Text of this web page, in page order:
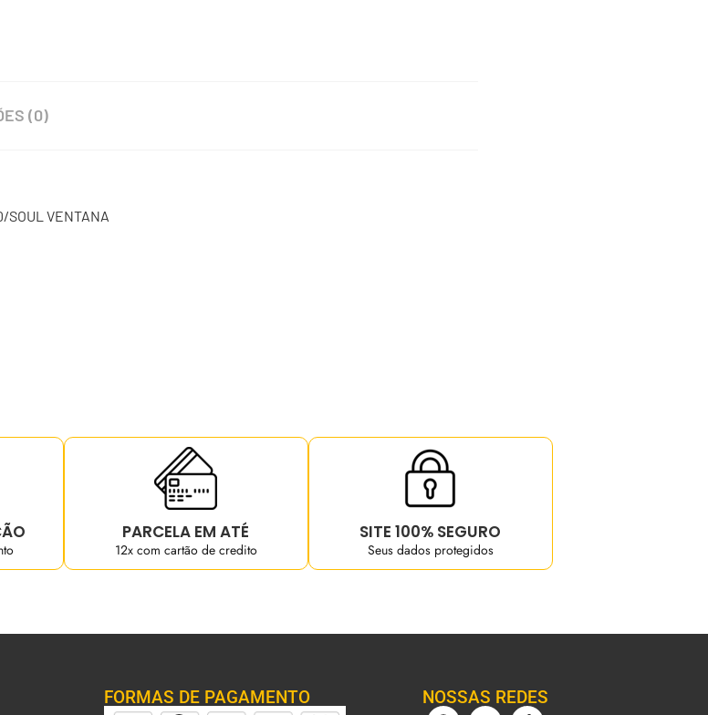
(0)
SOUL VENTANA
PARCELA EM ATÉ
12x com cartão de credito
SITE 100% SEGURO
Seus dados protegidos
FORMAS DE PAGAMENTO NOSSAS REDES